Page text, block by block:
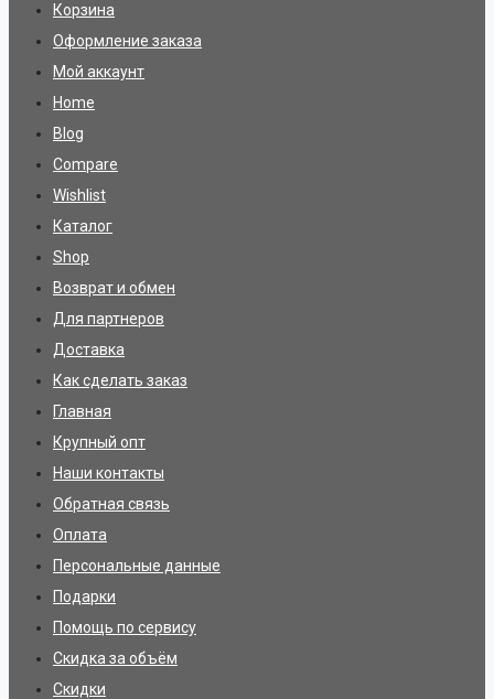
Корзина
Оформление заказа
Мой аккаунт
Home
Blog
Compare
Wishlist
Каталог
Shop
Возврат и обмен
Для партнеров
Доставка
Как сделать заказ
Главная
Крупный опт
Наши контакты
Обратная связь
Оплата
Персональные данные
Подарки
Помощь по сервису
Скидка за объём
Скидки